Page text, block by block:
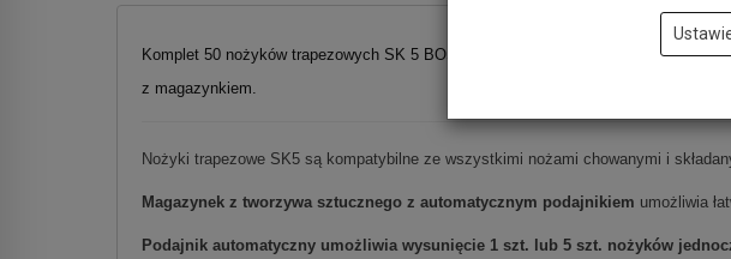
Komplet 50 nożyków trapezowych SK 5 BOSCH Professional
z magazynkiem.
Nożyki trapezowe SK5 są kompatybilne ze wszystkimi nożami chowanymi i
Magazynek z tworzywa sztucznego z automatycznym podajnikiem umożliwia
Podajnik automatyczny umożliwia wysunięcie 1 szt. lub 5 szt. nożyków